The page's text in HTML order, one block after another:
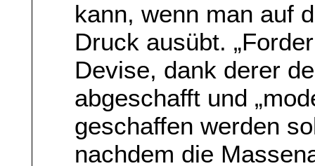
kann, wenn man auf
Druck ausübt.
Devise, dank derer
abgeschafft und
geschaffen werden
nachdem die